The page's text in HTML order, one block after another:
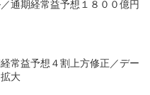
通期経常益予想１８００億円
常益予想４割上方修正／デー
大